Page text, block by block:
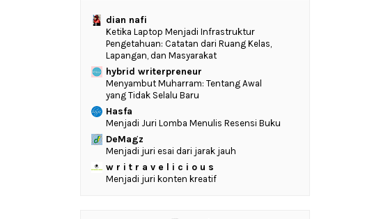
dian nafi
Ketika Laptop Menjadi Infrastruktur
Pengetahuan: Catatan dari Ruang Kelas,
Lapangan, dan Masyarakat
hybrid writerpreneur
Menyambut Muharram: Tentang Awal
yang Tidak Selalu Baru
Hasfa
Menjadi Juri Lomba Menulis Resensi Buku
DeMagz
Menjadi juri esai dari jarak jauh
w r i t r a v e l i c i o u s
Menjadi juri konten kreatif